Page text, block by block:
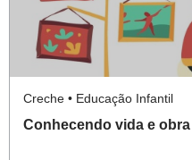
Creche • Educação Infantil
Conhecendo vida e